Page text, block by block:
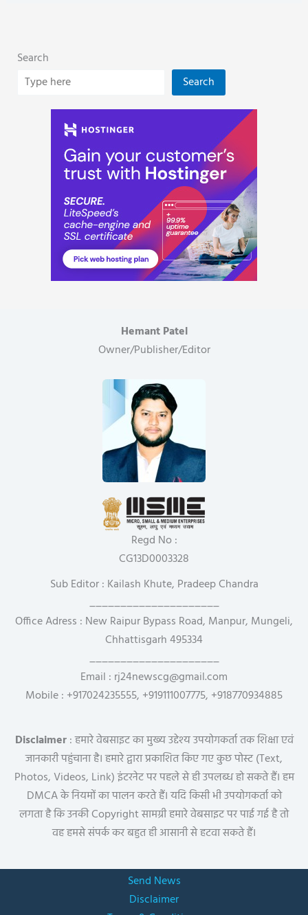
Search
Search
Hemant Patel
Owner/Publisher/Editor
Regd No :
CG13D0003328
Sub Editor : Kailash Khute, Pradeep Chandra
_____________________
Office Adress : New Raipur Bypass Road, Manpur, Mungeli,
Chhattisgarh 495334
_____________________
Email : rj24newscg@gmail.com
Mobile : +917024235555, +919111007775, +918770934885
Disclaimer: हमारे वेबसाइट का मुख्य उद्देश्य उपयोगकर्ता तक शिक्षा एवं
जानकारी पहुंचाना है। हमारे द्वारा प्रकाशित किए गए कुछ पोस्ट (Text,
Photos, Videos, Link) इंटरनेट पर पहले से ही उपलब्ध हो सकते हैं। हम
DMCA के नियमों का पालन करते हैं। यदि किसी भी उपयोगकर्ता को
लगता है कि उनकी Copyright सामग्री हमारे वेबसाइट पर पाई गई है तो
वह हमसे संपर्क कर बहुत ही आसानी से हटवा सकते हैं।
Send News
Disclaimer